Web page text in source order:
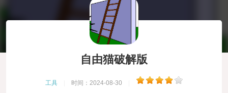
自由猫破解版
工具 时间：2024-08-30